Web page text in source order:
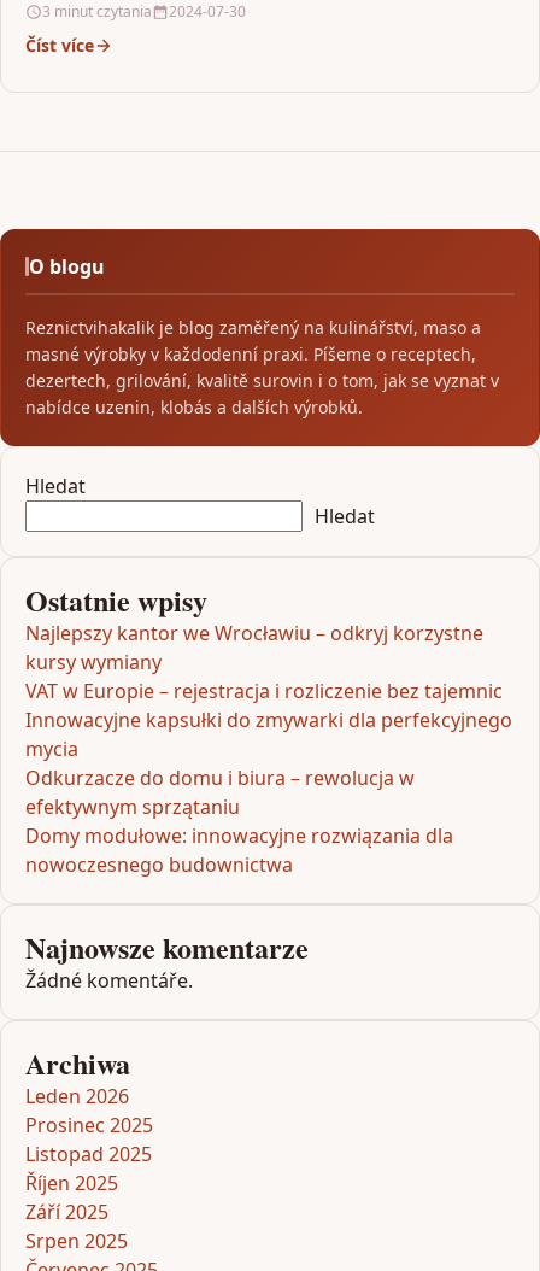
3 minut czytania 2024-07-30
Číst více
O blogu
Reznictvihakalik je blog zaměřený na kulinářství, maso a
masné výrobky v každodenní praxi. Píšeme o receptech,
dezertech, grilování, kvalitě surovin i o tom, jak se vyznat v
nabídce uzenin, klobás a dalších výrobků.
Hledat
Hledat
Ostatnie wpisy
Najlepszy kantor we Wrocławiu – odkryj korzystne
kursy wymiany
VAT w Europie – rejestracja i rozliczenie bez tajemnic
Innowacyjne kapsułki do zmywarki dla perfekcyjnego
mycia
Odkurzacze do domu i biura – rewolucja w
efektywnym sprzątaniu
Domy modułowe: innowacyjne rozwiązania dla
nowoczesnego budownictwa
Najnowsze komentarze
Žádné komentáře.
Archiwa
Leden 2026
Prosinec 2025
Listopad 2025
Říjen 2025
Září 2025
Srpen 2025